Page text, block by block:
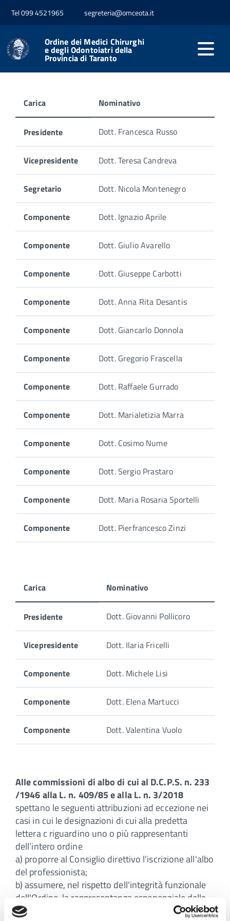
Tel 099 4521965 segreteria@omceota.it
Ordine dei Medici Chirurghi
e degli Odontoiatri della
Provincia di Taranto
Home Ordine Commissioni
Le Commissioni
seguito
i
membri
Commissione
Albo
Medici:
Carica Nominativo
Presidente Dott. Francesca Russo
Vicepresidente Dott. Teresa Candreva
Segretario Dott. Nicola Montenegro
Componente Dott. Ignazio Aprile
Componente Dott. Giulio Avarello
Componente Dott. Giuseppe Carbotti
Componente Dott. Anna Rita Desantis
Componente Dott. Giancarlo Donnola
Componente Dott. Gregorio Frascella
Componente Dott. Raffaele Gurrado
Componente Dott. Marialetizia Marra
Componente Dott. Cosimo Nume
Componente Dott. Sergio Prastaro
Componente Dott. Maria Rosaria Sportelli
Componente Dott. Pierfrancesco Zinzi
seguito
i
membri
Commissione
Albo
Odontoiatri:
Carica Nominativo
Presidente Dott. Giovanni Pollicoro
Vicepresidente Dott. Ilaria Fricelli
Componente Dott. Michele Lisi
Componente Dott. Elena Martucci
Componente Dott. Valentina Vuolo
Alle commissioni di albo di cui al D.C.P.S. n. 233
/1946 alla L. n. 409/85 e alla L. n. 3/2018
spettano le seguenti attribuzioni ad eccezione nei
casi in cui le designazioni di cui alla predetta
lettera c riguardino uno o più rappresentanti
dell’intero ordine
a) proporre al Consiglio direttivo l'iscrizione all'albo
del professionista;
b) assumere, nel rispetto dell'integrità funzionale
dell'Ordine, la rappresentanza esponenziale della
professione e, negli Ordini con più albi, esercitare